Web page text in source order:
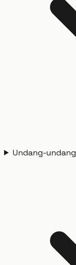
Undang-undang